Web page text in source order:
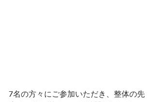
7名の方々にご参加いただき、整体の先